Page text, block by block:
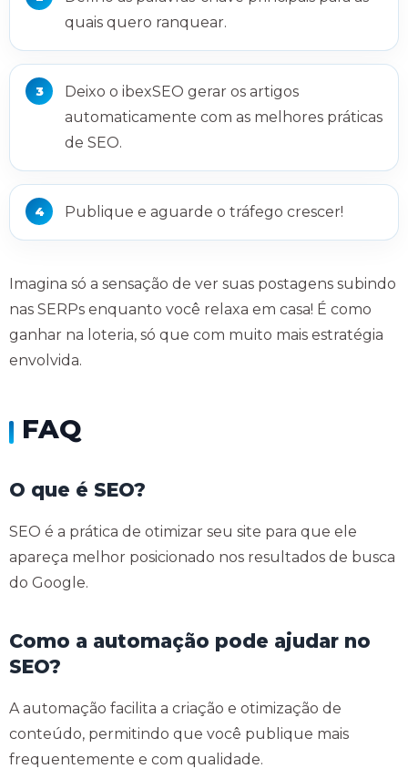
quais quero ranquear.
Deixo o ibexSEO gerar os artigos
automaticamente com as melhores práticas
de SEO.
Publique e aguarde o tráfego crescer!
Imagina só a sensação de ver suas postagens subindo
nas SERPs enquanto você relaxa em casa! É como
ganhar na loteria, só que com muito mais estratégia
envolvida.
FAQ
O que é SEO?
SEO é a prática de otimizar seu site para que ele
apareça melhor posicionado nos resultados de busca
do Google.
Como a automação pode ajudar no
SEO?
A automação facilita a criação e otimização de
conteúdo, permitindo que você publique mais
frequentemente e com qualidade.